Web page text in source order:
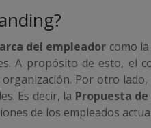
del empleador como
A propósito de esto, el
Por otro
Es decir, la Propuesta de
de los empleados